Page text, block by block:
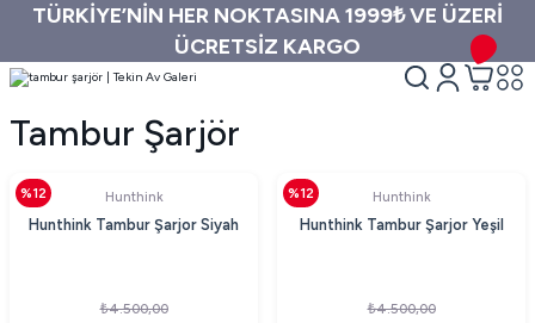
TÜRKİYE’NİN HER NOKTASINA 1999₺ VE ÜZERİ
ÜCRETSİZ KARGO
Tambur Şarjör
%12 Hunthink
Hunthink Tambur Şarjor Siyah
₺4.500,00
%12 Hunthink
Hunthink Tambur Şarjor Yeşil
₺4.500,00